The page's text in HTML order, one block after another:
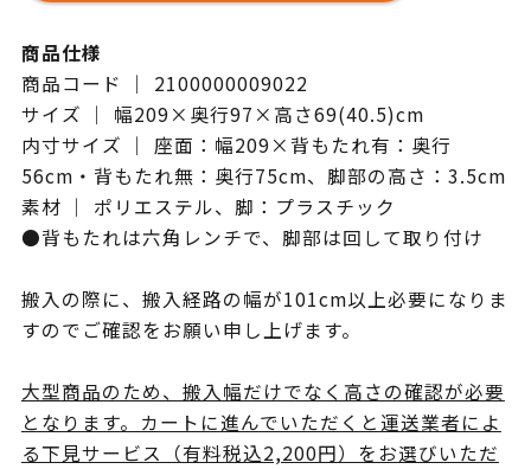
商品仕様
商品コード ｜ 2100000009022
サイズ ｜ 幅209×奥行97×高さ69(40.5)cm
内寸サイズ ｜ 座面：幅209×背もたれ有：奥行
56cm・背もたれ無：奥行75cm、脚部の高さ：3.5cm
素材 ｜ ポリエステル、脚：プラスチック
●背もたれは六角レンチで、脚部は回して取り付け
搬入の際に、搬入経路の幅が101cm以上必要になりま
すのでご確認をお願い申し上げます。
大型商品のため、搬入幅だけでなく高さの確認が必要
となります。カートに進んでいただくと運送業者によ
る下見サービス（有料税込2,200円）をお選びいただ